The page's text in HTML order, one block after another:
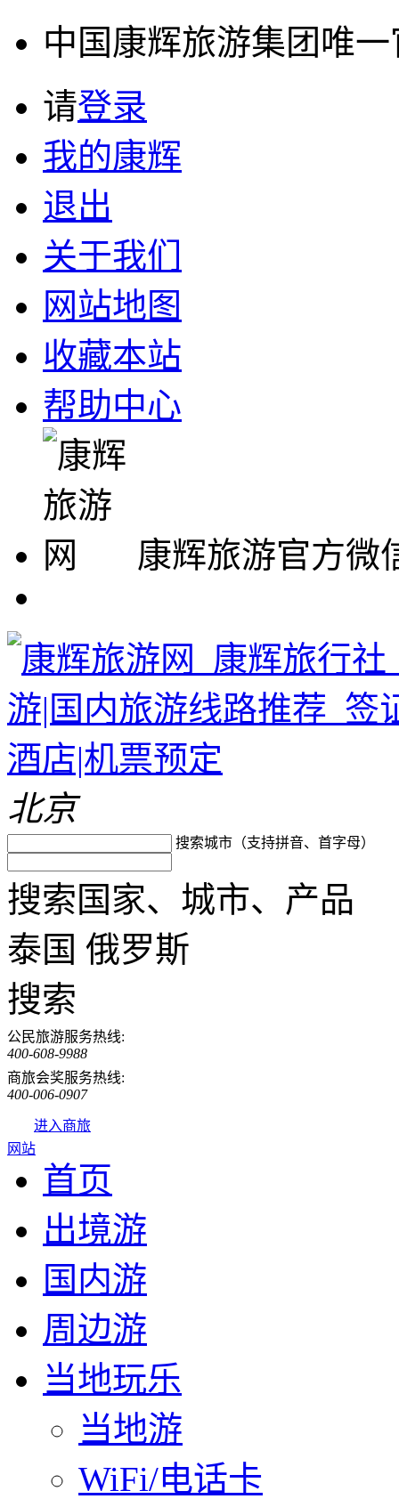
中国康辉旅游集团唯
请登录
我的康辉
退出
关于我们
网站地图
收藏本站
帮助中心
康辉旅游官方微
北京
搜索城市（支持拼音、首字母）
搜索国家、城市、产品
泰国 俄罗斯
搜索
公民旅游服务热线:
400-608-9988
商旅会奖服务热线:
400-006-0907
进入商旅
网站
首页
出境游
国内游
周边游
当地玩乐
当地游
WiFi/电话卡